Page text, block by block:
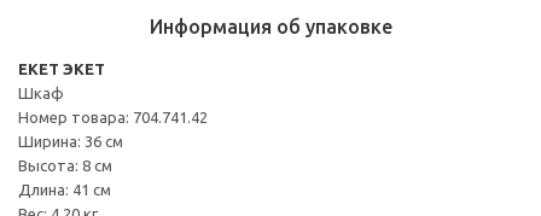
Информация об упаковке
EKET ЭКЕТ
Шкаф
Номер товара: 704.741.42
Ширина: 36 см
Высота: 8 см
Длина: 41 см